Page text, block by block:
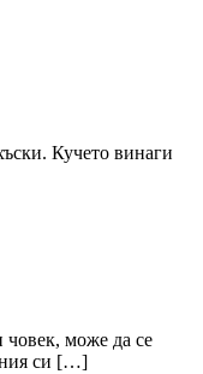
Кучето винаги
човек, може да се
си […]